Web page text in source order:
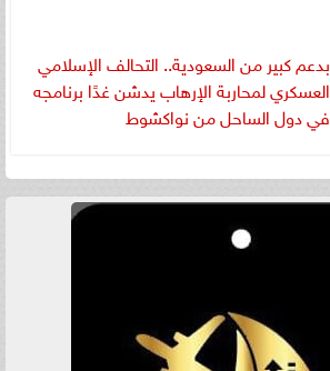
بدعم كبير من السعودية.. التحالف الإسلامي
العسكري لمحاربة الإرهاب يدشن غدًا برنامجه
في دول الساحل من نواكشوط